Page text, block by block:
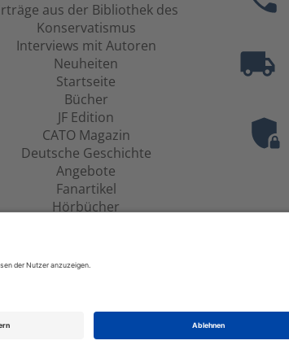
aus der Bibliothek des
Konservatismus
Interviews mit Autoren
Neuheiten
Startseite
Bücher
JF Edition
CATO Magazin
Deutsche Geschichte
Angebote
Fanartikel
Hörbücher
Wissen u.v.m.